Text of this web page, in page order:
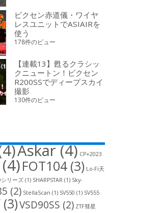
ビクセン赤道儀・ワイヤ
レスユニットでASIAIRを
使う
178件のビュー
【連載13】甦るクラシッ
クニュートン！ビクセン
R200SSでディープスカイ
撮影
130件のビュー
Askar(4) CP+2023
(4)FOT104 (3) Lo-Fi天
シリーズ (1) SHARPSTAR (1) Sky-
(2) StellaScan (1) SV550 (1) SV555
(3)VSD90SS (2) ZTF彗星